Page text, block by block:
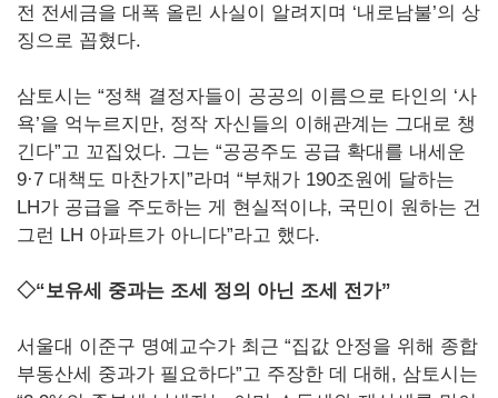
전 전세금을 대폭 올린 사실이 알려지며 ‘내로남불’의 상
징으로 꼽혔다.
삼토시는 “정책 결정자들이 공공의 이름으로 타인의 ‘사
욕’을 억누르지만, 정작 자신들의 이해관계는 그대로 챙
긴다”고 꼬집었다. 그는 “공공주도 공급 확대를 내세운
9·7 대책도 마찬가지”라며 “부채가 190조원에 달하는
LH가 공급을 주도하는 게 현실적이냐, 국민이 원하는 건
그런 LH 아파트가 아니다”라고 했다.
◇“보유세 중과는 조세 정의 아닌 조세 전가”
서울대 이준구 명예교수가 최근 “집값 안정을 위해 종합
부동산세 중과가 필요하다”고 주장한 데 대해, 삼토시는